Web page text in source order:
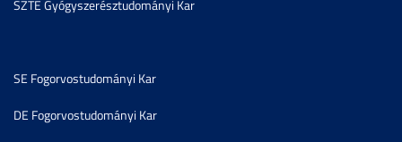
SZTE Gyógyszerésztudományi Kar
SE Fogorvostudományi Kar
DE Fogorvostudományi Kar